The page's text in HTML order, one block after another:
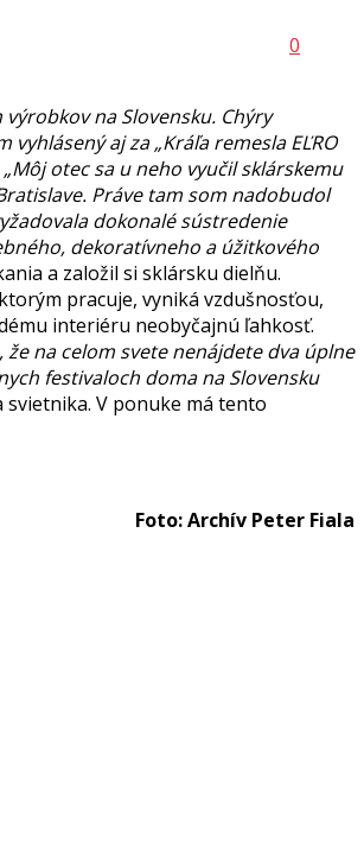
0
na Slovensku. Chýry
aj za „Kráľa remesla EĽRO
„Môj otec sa u neho vyučil sklárskemu
Práve tam som nadobudol
dokonalé sústredenie
dekoratívneho a úžitkového
a založil si sklársku dielňu.
pracuje, vyniká vzdušnosťou,
interiéru neobyčajnú ľahkosť.
na celom svete nenájdete dva úplne
festivaloch doma na Slovensku
V ponuke má tento
Foto: Archív Peter Fiala